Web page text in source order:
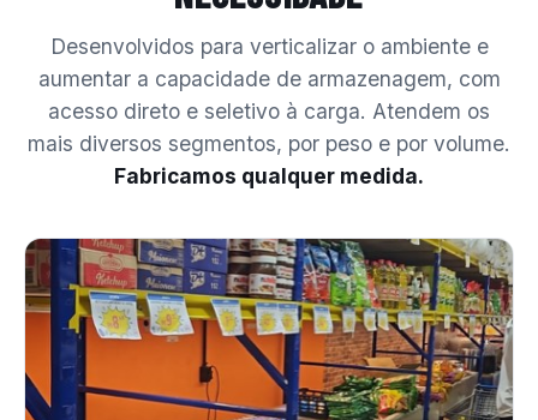
Desenvolvidos para verticalizar o ambiente e
aumentar a capacidade de armazenagem, com
acesso direto e seletivo à carga. Atendem os
mais diversos segmentos, por peso e por volume.
Fabricamos qualquer medida.